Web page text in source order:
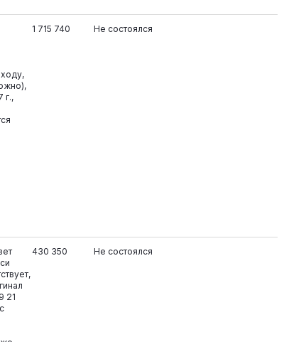
г.,
1 715 740 Не состоялся
21
430 350 Не состоялся